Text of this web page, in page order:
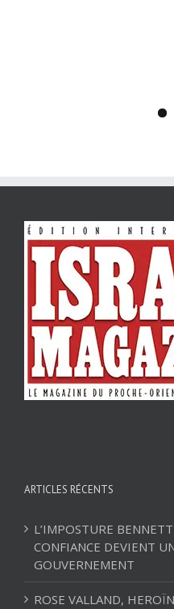
ARTICLES RÉCENTS
L’IMPOSTURE
CONFIANCE DEVIENT
GOUVERNEMENT
ROSE VALLAND,